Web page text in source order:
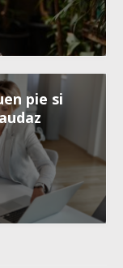
pie si